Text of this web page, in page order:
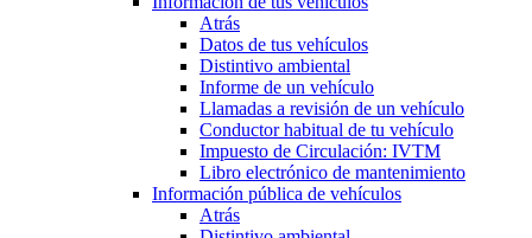
Atrás
Datos de tus vehículos
Distintivo ambiental
Informe de un vehículo
Llamadas a revisión de un vehículo
Conductor habitual de tu vehículo
Impuesto de Circulación: IVTM
Libro electrónico de mantenimiento
Información pública de vehículos
Atrás